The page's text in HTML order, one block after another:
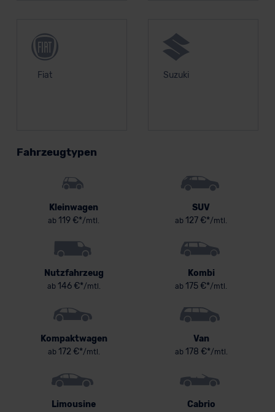
Fiat Suzuki
Fahrzeugtypen
Kleinwagen
ab 119 €*/mtl.
SUV
ab 127 €*/mtl.
Nutzfahrzeug
ab146 €*/mtl.
Kombi
ab 175 €*/mtl.
Kompaktwagen
ab172 €*/mtl.
Van
ab178 €*/mtl.
Limousine Cabrio